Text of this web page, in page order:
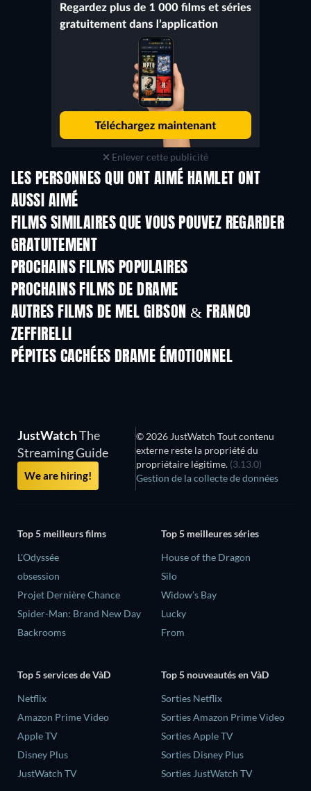
Enlever cette publicité
LES PERSONNES QUI ONT AIMÉ HAMLET ONT
AUSSI AIMÉ
FILMS SIMILAIRES QUE VOUS POUVEZ REGARDER
GRATUITEMENT
PROCHAINS FILMS POPULAIRES
PROCHAINS FILMS DE DRAME
AUTRES FILMS DE MEL GIBSON & FRANCO
ZEFFIRELLI
PÉPITES CACHÉES DRAME ÉMOTIONNEL
JustWatchThe
Streaming Guide
We are hiring!
© 2026 JustWatch Tout contenu
externe reste la propriété du
propriétaire légitime. (3.13.0)
Gestion de la collecte de données
Top 5 meilleurs films
L'Odyssée
obsession
Projet Dernière Chance
Spider-Man: Brand New Day
Backrooms
Top 5 meilleures séries
House of the Dragon
Silo
Widow’s Bay
Lucky
From
Top 5 services de VàD
Netflix
Amazon Prime Video
Apple TV
Disney Plus
JustWatch TV
Top 5 nouveautés en VàD
Sorties Netflix
Sorties Amazon Prime Video
Sorties Apple TV
Sorties Disney Plus
Sorties JustWatch TV